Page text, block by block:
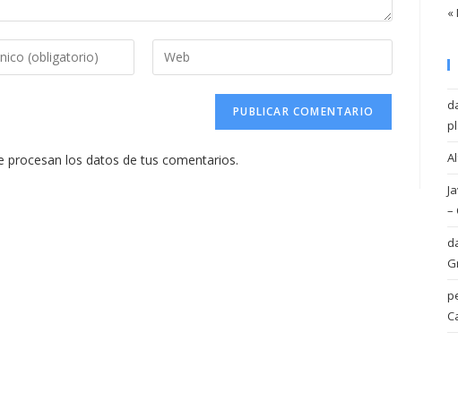
Introduce
la
web
procesan los datos de tus comentarios.
«
–